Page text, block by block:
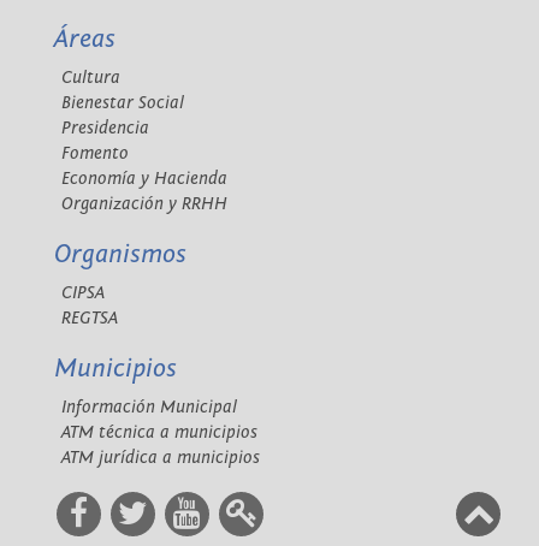
Áreas
Cultura
Bienestar Social
Presidencia
Fomento
Economía y Hacienda
Organización y RRHH
Organismos
CIPSA
REGTSA
Municipios
Información Municipal
ATM técnica a municipios
ATM jurídica a municipios